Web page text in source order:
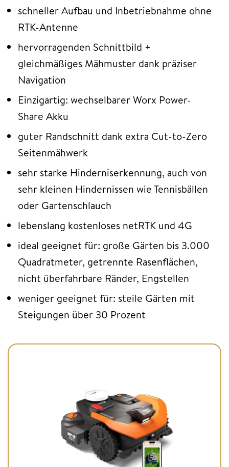
schneller Aufbau und Inbetriebnahme ohne
RTK-Antenne
hervorragenden Schnittbild +
gleichmäßiges Mähmuster dank präziser
Navigation
Einzigartig: wechselbarer Worx Power-
Share Akku
guter Randschnitt dank extra Cut-to-Zero
Seitenmähwerk
sehr starke Hinderniserkennung, auch von
sehr kleinen Hindernissen wie Tennisbällen
oder Gartenschlauch
lebenslang kostenloses netRTK und 4G
ideal geeignet für: große Gärten bis 3.000
Quadratmeter, getrennte Rasenflächen,
nicht überfahrbare Ränder, Engstellen
weniger geeignet für: steile Gärten mit
Steigungen über 30 Prozent